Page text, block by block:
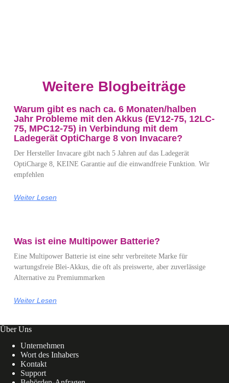
Weitere Blogbeiträge
Warum gibt es nach ca. 6 Monaten/halben
Jahr Probleme mit den Akkus (EV12-75, 12LC-
75, MPC12-75) in Verbindung mit dem
Ladegerät OptiCharge 8 von Invacare?
Der Hersteller Invacare gibt nach 5 Jahren auf das Ladegerät
OptiCharge 8, KEINE Garantie auf die einwandfreie Funktion. Wir
empfehlen
Weiter Lesen
Was ist eine Multipower Batterie?
Eine Multipower Batterie ist eine sehr verbreitete Marke für
wartungsfreie Blei-Akkus, die oft als preiswerte, aber zuverlässige
Alternative zu Premiummarken
Weiter Lesen
Über Uns
Unternehmen
Wort des Inhabers
Kontakt
Support